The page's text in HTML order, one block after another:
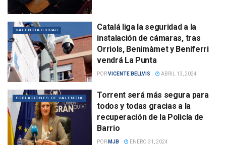
VALENCIA CIUDAD
Catalá liga la seguridad a la
instalación de cámaras, tras
Orriols, Benimàmet y Beniferri
vendrá La Punta
PORVICENTE BELLVIS ABRIL 13, 2024
POBLACIONES DE VALENCIA
Torrent será más segura para
todos y todas gracias a la
recuperación de la Policía de
Barrio
POR MJB ENERO 31, 2024